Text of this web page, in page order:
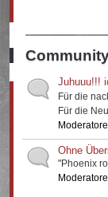
Juhuuu!!!
Für die
Für die
Ohne
"Phoenix